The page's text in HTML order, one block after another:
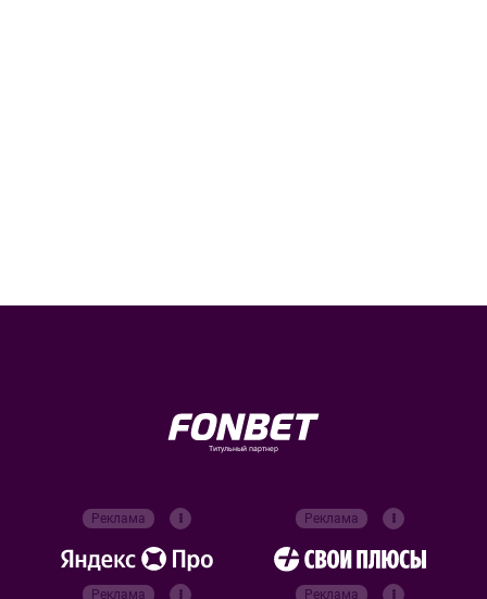
Титульный партнер
Реклама Реклама
Реклама Реклама